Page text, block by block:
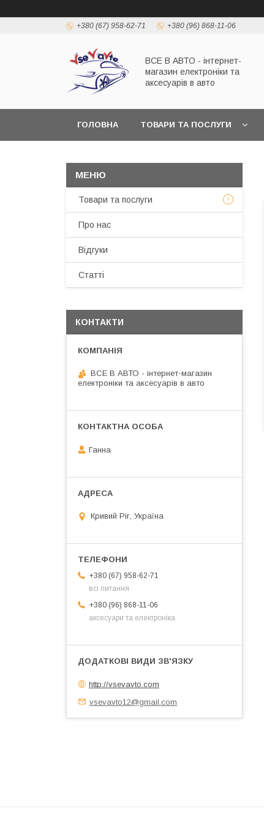
+380 (67) 958-62-71 +380 (96) 868-11-06
ВСЕ В АВТО - інтернет-
магазин електроніки та
аксесуарів в авто
ГОЛОВНА ТОВАРИ ТА ПОСЛУГИ
Товари та послуги
Про нас
Відгуки
Статті
КОНТАКТИ
ВСЕ В АВТО - інтернет-магазин
електроніки та аксесуарів в авто
Ганна
Кривий Ріг, Україна
+380 (67) 958-62-71
всі питання
+380 (96) 868-11-06
аксесуари та електроніка
http://vsevavto.com
vsevavto12@gmail.com